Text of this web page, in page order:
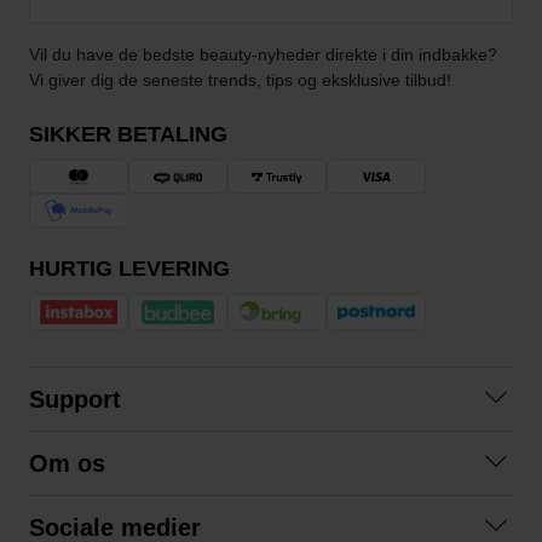
Vil du have de bedste beauty-nyheder direkte i din indbakke?
Vi giver dig de seneste trends, tips og eksklusive tilbud!
SIKKER BETALING
HURTIG LEVERING
Support
Betingelser
Om os
Sociale medier